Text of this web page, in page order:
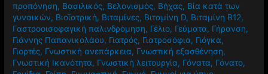
προπόνηση, Βασιλικός, Βελονισμός, Βήχας, Βία κατά των
γυναικών, Βιοϊατρική, Βιταμίνες, Βιταμίνη D, Βιταμίνη Β12,
Γαστροοισοφαγική παλινδρόμηση, Γέλιο, Γεύματα, Γήρανση,
Γιάννης Παπανικολάου, Γιατρός, Γιατροσόφια, Γιόγκα,
Γιορτές, Γνωστική ανεπάρκεια, Γνωστική εξασθένηση,
Γνωστική Ικανότητα, Γνωστική λειτουργία, Γόνατα, Γόνατο,